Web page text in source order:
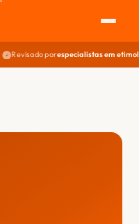
Revisado porespecialistas em